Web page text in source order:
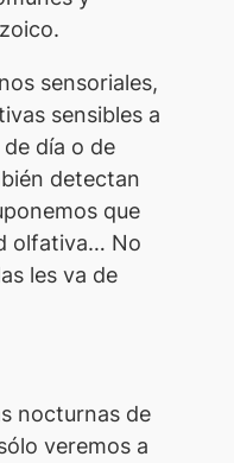
sensoriales,
sensibles a
día o de
detectan
que
olfativa… No
les va de
nocturnas de
veremos a